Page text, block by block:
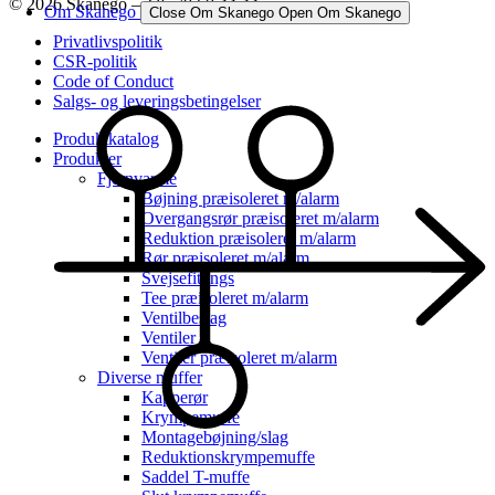
Om Skanego Close Om Skanego Open Om Skanego
Privatlivspolitik
CSR-politik
Code of Conduct
Salgs- og leveringsbetingelser
Produktkatalog
Produkter
Fjernvarme
Bøjning præisoleret m/alarm
Overgangsrør præisoleret m/alarm
Reduktion præisoleret m/alarm
Rør præisoleret m/alarm
Svejsefittings
Tee præisoleret m/alarm
Ventilbeslag
Ventiler
Ventiler præisoleret m/alarm
Diverse muffer
Kapperør
Krympemuffe
Montagebøjning/slag
Reduktionskrympemuffe
Saddel T-muffe